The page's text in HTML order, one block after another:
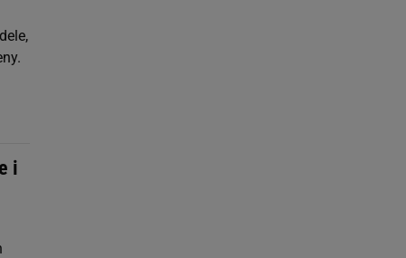
i